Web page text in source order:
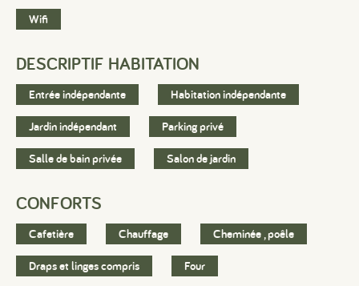
Wifi
DESCRIPTIF HABITATION
Entrée indépendante Habitation indépendante
Jardin indépendant Parking privé
Salle de bain privée Salon de jardin
CONFORTS
Cafetière Chauffage Cheminée , poêle
Draps et linges compris Four